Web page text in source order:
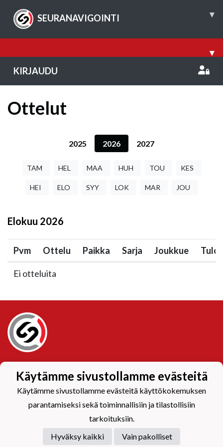
SEURANAVIGOINTI ▾
▾
KIRJAUDU
Ottelut
2025 2026 2027
TAM HEL MAA HUH TOU KES
HEI ELO SYY LOK MAR JOU
Elokuu 2026
Pvm Ottelu Paikka Sarja Joukkue Tulos
Ei otteluita
Powered by
Käytämme sivustollamme evästeitä
Käytämme sivustollamme evästeitä käyttökokemuksen
parantamiseksi sekä toiminnallisiin ja tilastollisiin
tarkoituksiin.
Hyväksy kaikki
Vain pakolliset